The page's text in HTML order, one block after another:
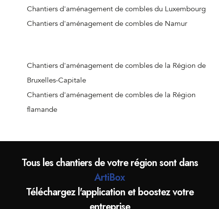
Chantiers d'aménagement de combles de Liège (Jupille-
sur-Meuse)
Chantiers d'aménagement de combles d'Hognoul
Chantiers d'aménagement de combles de Jalhay
Chantiers d'aménagement de combles de Crisnée
Chantiers d'aménagement de combles de Remicourt
Chantiers d'aménagement de combles de Wanze
Chantiers d'aménagement de combles d'Oreye
Chantiers d'aménagement de combles d'Aywaille
Chantiers d'aménagement de combles du Luxembourg
Chantiers d'aménagement de combles de Namur
Chantiers d'aménagement de combles de la Région de
Bruxelles-Capitale
Chantiers d'aménagement de combles de la Région
flamande
Tous les chantiers de votre région sont dans
ArtiBox
Téléchargez l'application et boostez votre